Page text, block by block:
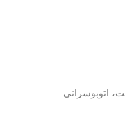
اتوبوسرانی